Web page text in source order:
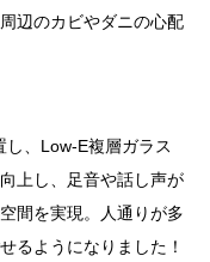
辺のカビやダニの心配
し、Low-E複層ガラス
上し、足音や話し声が
間を実現。人通りが多
るようになりました！